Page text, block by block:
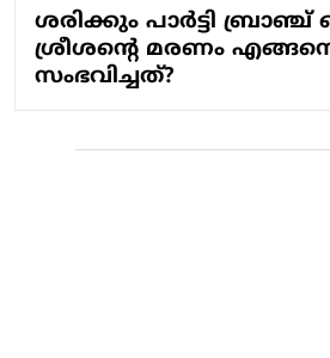
ശരിക്കും പാര്‍ട്ടി ബ്രാഞ്ച്
ശ്രീശന്റെ മരണം
സംഭവിച്ചത്?